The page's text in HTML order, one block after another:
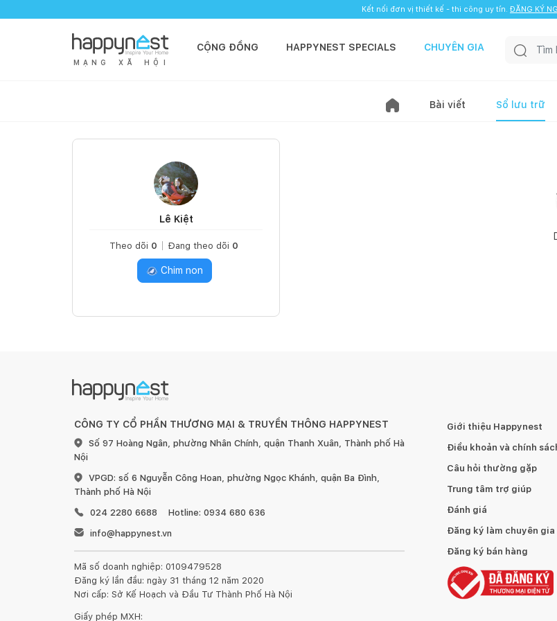
Kết nối đơn vị thiết kế - thi công uy tín. ĐĂNG KÝ
M Ạ N G X Ã H Ộ I
CỘNG ĐỒNG HAPPYNEST SPECIALS CHUYÊN GIA
Bài viết Sổ lưu trữ
Lê Kiệt
Theo dõi 0 Đang theo dõi 0
Chim non
CÔNG TY CỔ PHẦN THƯƠNG MẠI & TRUYỀN THÔNG HAPPYNEST
Số 97 Hoàng Ngân, phường Nhân Chính, quận Thanh Xuân, Thành phố Hà
Nội
VPGD: số 6 Nguyễn Công Hoan, phường Ngọc Khánh, quận Ba Đình,
Thành phố Hà Nội
024 2280 6688
Hotline: 0934 680 636
info@happynest.vn
Mã số doanh nghiệp: 0109479528
Đăng ký lần đầu: ngày 31 tháng 12 năm 2020
Nơi cấp: Sở Kế Hoạch và Đầu Tư Thành Phố Hà Nội
Giấy phép MXH:
Giới thiệu Happynest
Điều khoản và chính
Câu hỏi thường gặp
Trung tâm trợ giúp
Đánh giá
Đăng ký làm chuyên gia
Đăng ký bán hàng